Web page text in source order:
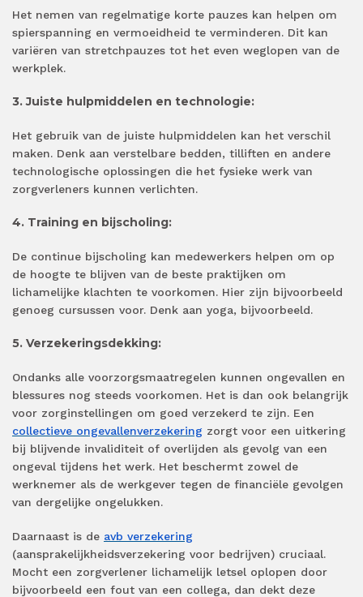
Het nemen van regelmatige korte pauzes kan helpen om
spierspanning en vermoeidheid te verminderen. Dit kan
variëren van stretchpauzes tot het even weglopen van de
werkplek.
3. Juiste hulpmiddelen en technologie:
Het gebruik van de juiste hulpmiddelen kan het verschil
maken. Denk aan verstelbare bedden, tilliften en andere
technologische oplossingen die het fysieke werk van
zorgverleners kunnen verlichten.
4. Training en bijscholing:
De continue bijscholing kan medewerkers helpen om op
de hoogte te blijven van de beste praktijken om
lichamelijke klachten te voorkomen. Hier zijn bijvoorbeeld
genoeg cursussen voor. Denk aan yoga, bijvoorbeeld.
5. Verzekeringsdekking:
Ondanks alle voorzorgsmaatregelen kunnen ongevallen en
blessures nog steeds voorkomen. Het is dan ook belangrijk
voor zorginstellingen om goed verzekerd te zijn. Een
collectieve ongevallenverzekering zorgt voor een uitkering
bij blijvende invaliditeit of overlijden als gevolg van een
ongeval tijdens het werk. Het beschermt zowel de
werknemer als de werkgever tegen de financiële gevolgen
van dergelijke ongelukken.
Daarnaast is de avb verzekering
(aansprakelijkheidsverzekering voor bedrijven) cruciaal.
Mocht een zorgverlener lichamelijk letsel oplopen door
bijvoorbeeld een fout van een collega, dan dekt deze